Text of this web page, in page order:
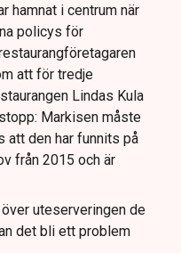
hamnat i centrum när
policys för
att för tredje
Lindas Kula
Markisen måste
att den har funnits på
från 2015 och är
uteserveringen de
det bli ett problem